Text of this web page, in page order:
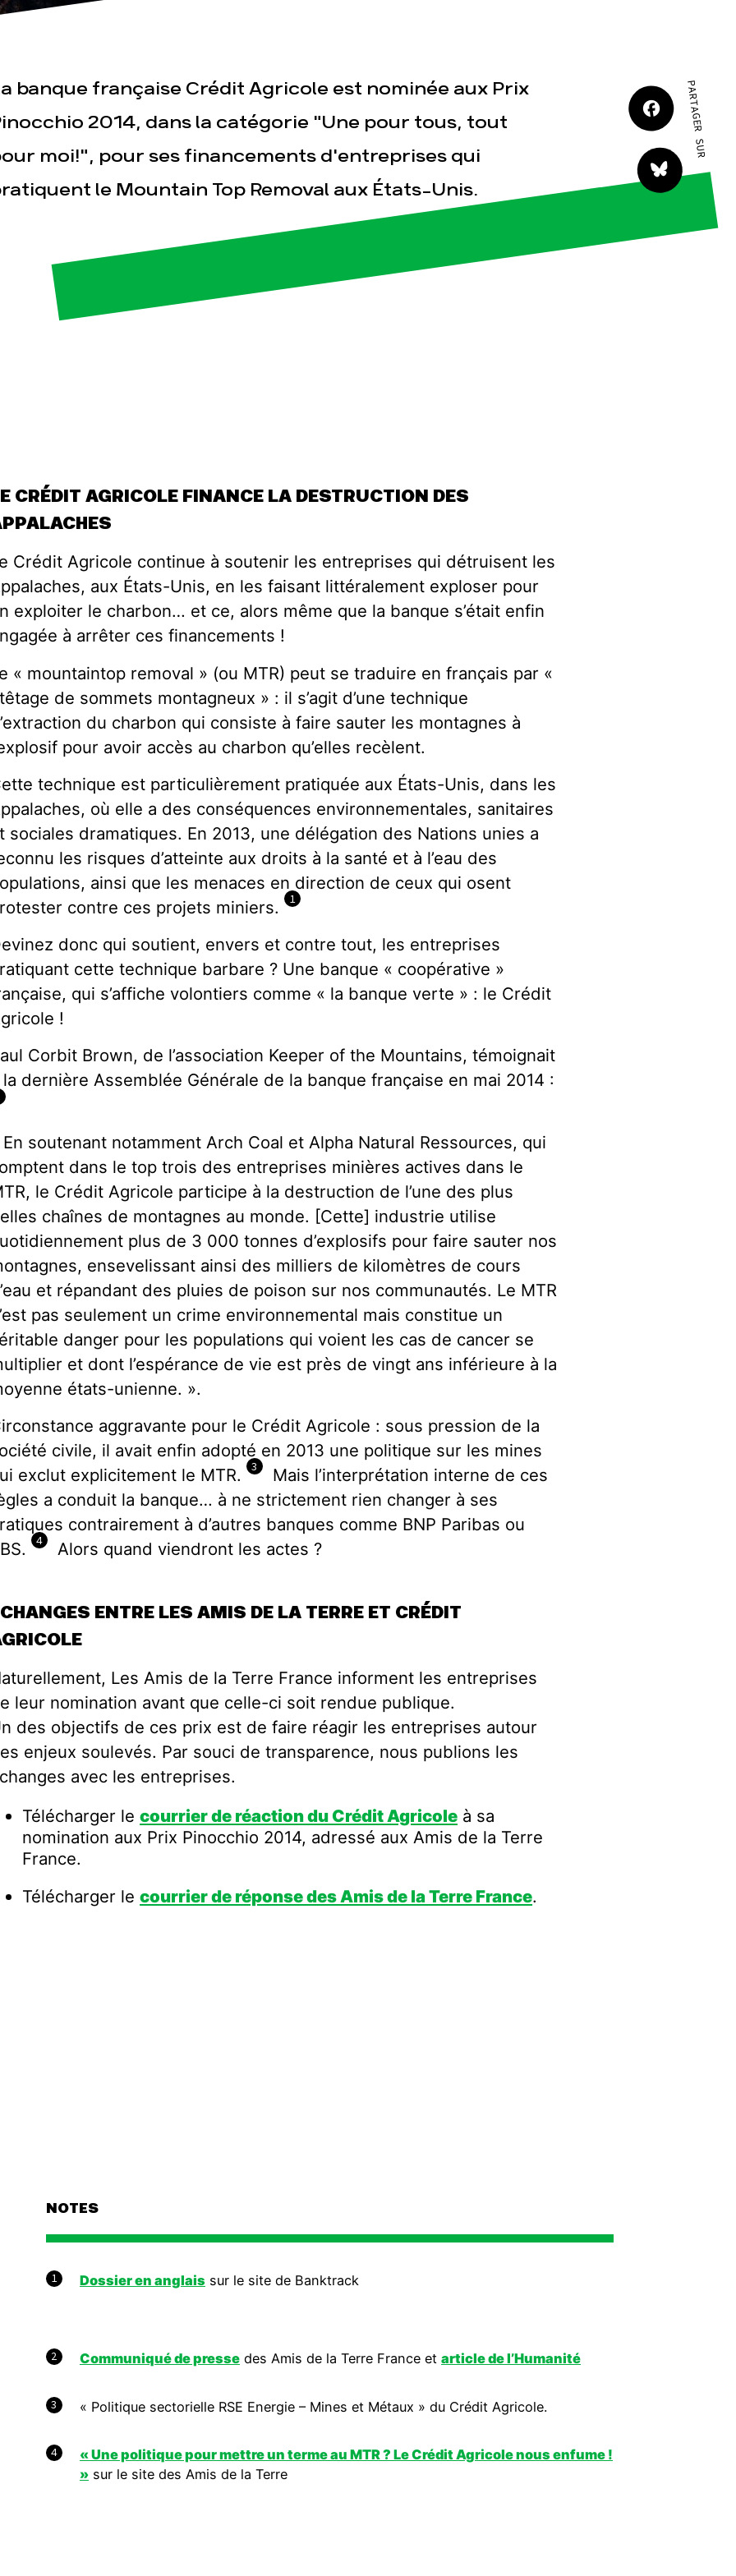
Publications Contact
banque française Crédit Agricole est nominée aux Prix
2014, dans la catégorie "Une pour tous, tout
moi!", pour ses financements d'entreprises qui
le Mountain Top Removal aux États-Unis.
PARTAGER SUR
CRÉDIT AGRICOLE FINANCE LA DESTRUCTION DES
Crédit Agricole continue à soutenir les entreprises qui détruisent les
aux États-Unis, en les faisant littéralement exploser pour
exploiter le charbon… et ce, alors même que la banque s’était enfin
à arrêter ces financements !
« mountaintop removal » (ou MTR) peut se traduire en français par «
de sommets montagneux » : il s’agit d’une technique
du charbon qui consiste à faire sauter les montagnes à
pour avoir accès au charbon qu’elles recèlent.
technique est particulièrement pratiquée aux États-Unis, dans les
où elle a des conséquences environnementales, sanitaires
sociales dramatiques. En 2013, une délégation des Nations unies a
les risques d’atteinte aux droits à la santé et à l’eau des
ainsi que les menaces en direction de ceux qui osent
contre ces projets miniers. 1
donc qui soutient, envers et contre tout, les entreprises
cette technique barbare ? Une banque « coopérative »
qui s’affiche volontiers comme « la banque verte » : le Crédit
!
Corbit Brown, de l’association Keeper of the Mountains, témoignait
la dernière Assemblée Générale de la banque française en mai 2014 :
En soutenant notamment Arch Coal et Alpha Natural Ressources, qui
dans le top trois des entreprises minières actives dans le
le Crédit Agricole participe à la destruction de l’une des plus
chaînes de montagnes au monde. [Cette] industrie utilise
plus de 3 000 tonnes d’explosifs pour faire sauter nos
ensevelissant ainsi des milliers de kilomètres de cours
et répandant des pluies de poison sur nos communautés. Le MTR
pas seulement un crime environnemental mais constitue un
danger pour les populations qui voient les cas de cancer se
et dont l’espérance de vie est près de vingt ans inférieure à la
états-unienne. ».
aggravante pour le Crédit Agricole : sous pression de la
civile, il avait enfin adopté en 2013 une politique sur les mines
exclut explicitement le MTR. 3
Mais l’interprétation interne de ces
a conduit la banque… à ne strictement rien changer à ses
contrairement à d’autres banques comme BNP Paribas ou
4 Alors quand viendront les actes ?
ENTRE LES AMIS DE LA TERRE ET CRÉDIT
Les Amis de la Terre France informent les entreprises
leur nomination avant que celle-ci soit rendue publique.
des objectifs de ces prix est de faire réagir les entreprises autour
enjeux soulevés. Par souci de transparence, nous publions les
avec les entreprises.
Télécharger lecourrier de réaction du Crédit Agricole à sa
nomination aux Prix Pinocchio 2014, adressé aux Amis de la Terre
France.
Télécharger lecourrier de réponse des Amis de la Terre France.
NOTES
1 Dossier en anglais sur le site de Banktrack
2 Communiqué de presse des Amis de la Terre France etarticle de l’Humanité
3 « Politique sectorielle RSE Energie – Mines et Métaux » du Crédit Agricole.
4
« Une politique pour mettre un terme au MTR ? Le Crédit Agricole nous enfume !
» sur le site des Amis de la Terre